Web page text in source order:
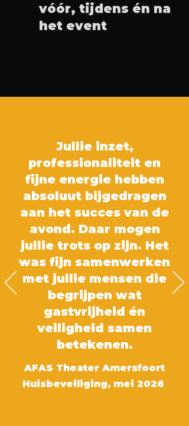
vóór, tijdens én na
het event
Jullie inzet,
professionaliteit en
fijne energie hebben
absoluut bijgedragen
aan het succes van de
avond. Daar mogen
jullie trots op zijn. Het
was fijn samenwerken
met jullie mensen die
begrijpen wat
gastvrijheid én
veiligheid samen
betekenen.
AFAS Theater Amersfoort
Huisbeveiliging, mei 2026